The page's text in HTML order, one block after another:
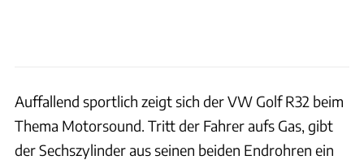
Auffallend sportlich zeigt sich der VW Golf R32 beim
Thema Motorsound. Tritt der Fahrer aufs Gas, gibt
der Sechszylinder aus seinen beiden Endrohren ein